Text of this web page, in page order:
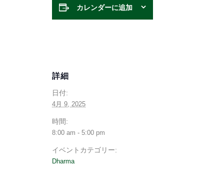
カレンダーに追加
詳細
日付:
4月 9, 2025
時間:
8:00 am - 5:00 pm
イベントカテゴリー:
Dharma